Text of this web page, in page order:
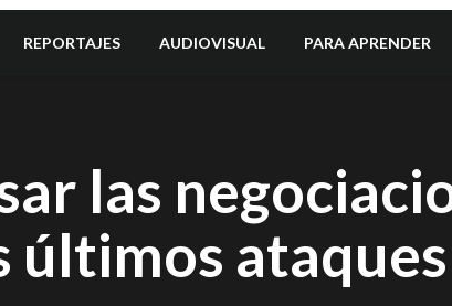
REPORTAJES AUDIOVISUAL PARA APRENDER
las
últimos ataques